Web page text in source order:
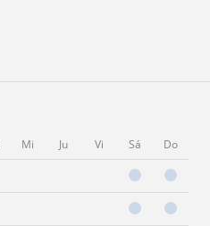
Mi Ju Vi Sá Do